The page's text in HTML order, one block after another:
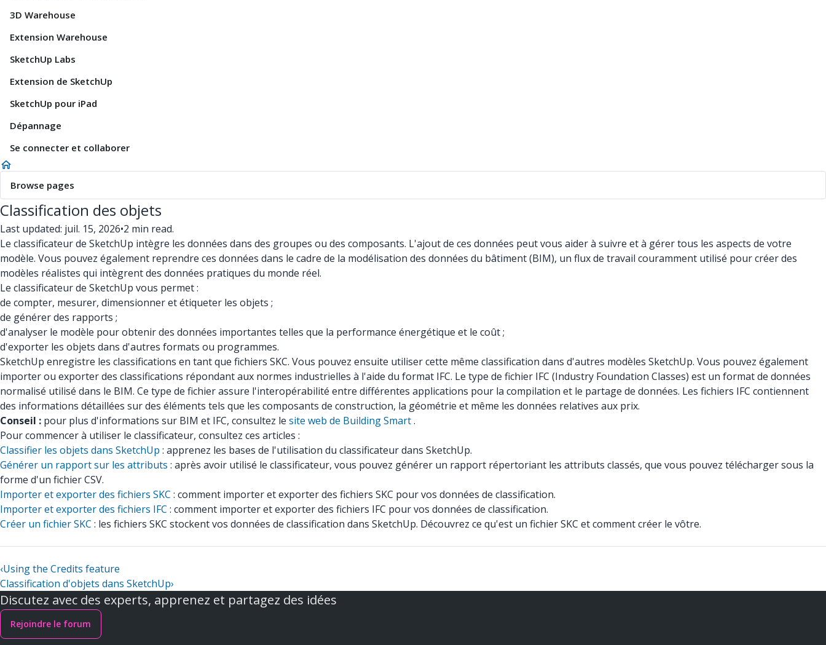
3D Warehouse
Extension Warehouse
SketchUp Labs
Extension de SketchUp
SketchUp pour iPad
Dépannage
Se connecter et collaborer
Browse pages
Classification des objets
Last updated: juil. 15, 2026•2 min read.
Le classificateur de SketchUp intègre les données dans des groupes ou des composants. L'ajout de ces données peut vous aider à suivre et à gérer tous les aspects de votre
modèle. Vous pouvez également reprendre ces données dans le cadre de la modélisation des données du bâtiment (BIM), un flux de travail couramment utilisé pour créer des
modèles réalistes qui intègrent des données pratiques du monde réel.
Le classificateur de SketchUp vous permet :
de compter, mesurer, dimensionner et étiqueter les objets ;
de générer des rapports ;
d'analyser le modèle pour obtenir des données importantes telles que la performance énergétique et le coût ;
d'exporter les objets dans d'autres formats ou programmes.
SketchUp enregistre les classifications en tant que fichiers SKC. Vous pouvez ensuite utiliser cette même classification dans d'autres modèles SketchUp. Vous pouvez également
importer ou exporter des classifications répondant aux normes industrielles à l'aide du format IFC. Le type de fichier IFC (Industry Foundation Classes) est un format de données
normalisé utilisé dans le BIM. Ce type de fichier assure l'interopérabilité entre différentes applications pour la compilation et le partage de données. Les fichiers IFC contiennent
des informations détaillées sur des éléments tels que les composants de construction, la géométrie et même les données relatives aux prix.
Conseil : pour plus d'informations sur BIM et IFC, consultez le site web de Building Smart.
Pour commencer à utiliser le classificateur, consultez ces articles :
Classifier les objets dans SketchUp : apprenez les bases de l'utilisation du classificateur dans SketchUp.
Générer un rapport sur les attributs : après avoir utilisé le classificateur, vous pouvez générer un rapport répertoriant les attributs classés, que vous pouvez télécharger sous la
forme d'un fichier CSV.
Importer et exporter des fichiers SKC : comment importer et exporter des fichiers SKC pour vos données de classification.
Importer et exporter des fichiers IFC : comment importer et exporter des fichiers IFC pour vos données de classification.
Créer un fichier SKC : les fichiers SKC stockent vos données de classification dans SketchUp. Découvrez ce qu'est un fichier SKC et comment créer le vôtre.
‹Using the Credits feature
Classification d'objets dans SketchUp›
Discutez avec des experts, apprenez et partagez des idées
Rejoindre le forum